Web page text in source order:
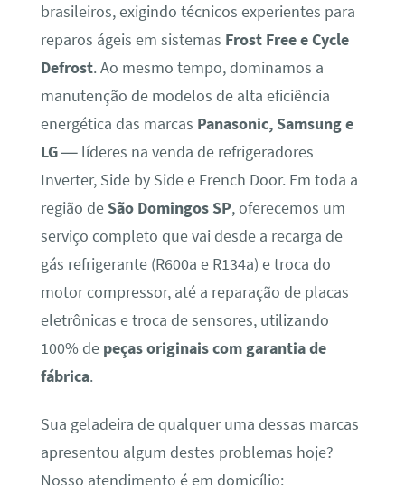
brasileiros, exigindo técnicos experientes para
reparos ágeis em sistemas Frost Free e Cycle
Defrost. Ao mesmo tempo, dominamos a
manutenção de modelos de alta eficiência
energética das marcas Panasonic, Samsung e
LG— líderes na venda de refrigeradores
Inverter, Side by Side e French Door. Em toda a
região de São Domingos SP, oferecemos um
serviço completo que vai desde a recarga de
gás refrigerante (R600a e R134a) e troca do
motor compressor, até a reparação de placas
eletrônicas e troca de sensores, utilizando
100% de peças originais com garantia de
fábrica.
Sua geladeira de qualquer uma dessas marcas
apresentou algum destes problemas hoje?
Nosso atendimento é em domicílio: